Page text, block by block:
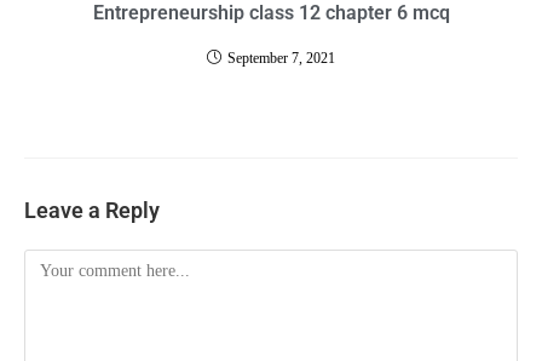
Entrepreneurship class 12 chapter 6 mcq
September 7, 2021
Leave a Reply